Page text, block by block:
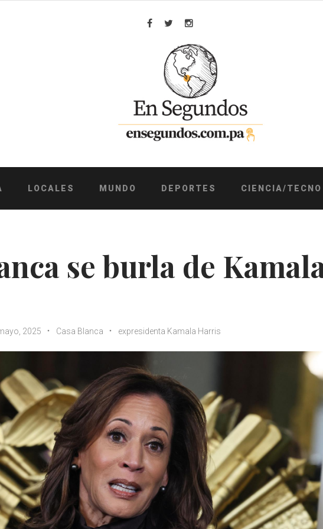
Facebook
TwitterInstagram
LOCALES MUNDO DEPORTES CIENCIA/TECNO
se burla de
2025 Casa Blanca expresidenta Kamala Harris